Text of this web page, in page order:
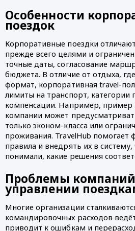
Особенности
поездок
Корпоративные поездки
прежде всего целями и
точные даты, согласование
бюджета. В отличие от отдыха,
формат, корпоративная travel-
лимиты на транспорт, категории
компенсации. Например, пример
компании может
только эконом-класса или
проживания. TravelHub помогает
правила и внедрять их в
понимали, какие решения
Проблемы
управлении
Многие организации
командировочных расходов
приводит к ошибкам и